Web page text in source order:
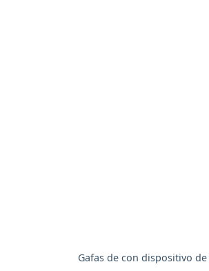
Gafas de con dispositivo